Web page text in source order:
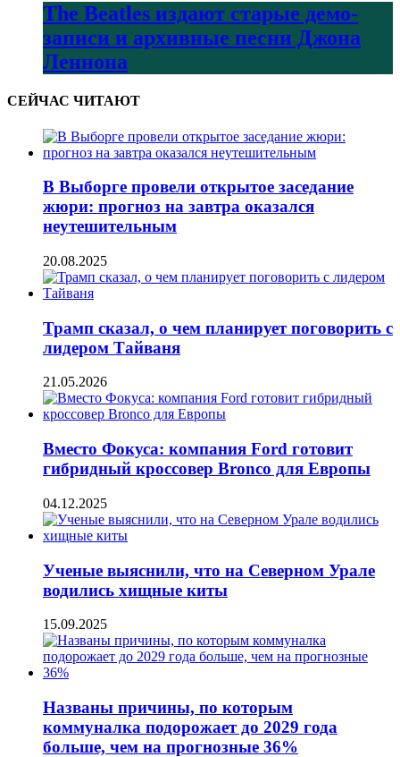
The Beatles издают старые демо-
записи и архивные песни Джона
Леннона
СЕЙЧАС ЧИТАЮТ
В Выборге провели открытое заседание
жюри: прогноз на завтра оказался
неутешительным
20.08.2025
Трамп сказал, о чем планирует поговорить с
лидером Тайваня
21.05.2026
Вместо Фокуса: компания Ford готовит
гибридный кроссовер Bronco для Европы
04.12.2025
Ученые выяснили, что на Северном Урале
водились хищные киты
15.09.2025
Названы причины, по которым
коммуналка подорожает до 2029 года
больше, чем на прогнозные 36%